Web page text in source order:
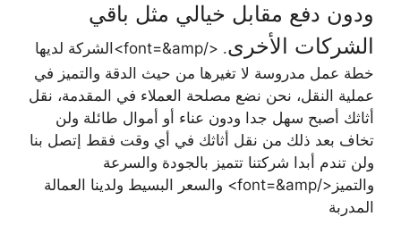
ودون دفع مقابل خيالي مثل باقي
الشركات الأخرى
. </font=&amp>الشركة لديها
خطة عمل مدروسة لا تغيرها من حيث الدقة والتميز في
عملية النقل، نحن نضع مصلحة العملاء في المقدمة، نقل
أثاثك أصبح سهل جدا ودون عناء أو أموال طائلة ولن
تخاف بعد ذلك من نقل أثاثك في أي وقت فقط إتصل بنا
ولن تندم أبدا شركتنا تتميز بالجودة والسرعة
والتميز</font=&amp> والسعر البسيط ولدينا العمالة
المدربة